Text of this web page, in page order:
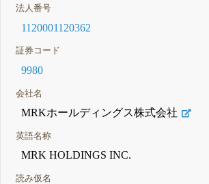
法人番号
1120001120362
証券コード
9980
会社名
MRKホールディングス株式会社
英語名称
MRK HOLDINGS INC.
読み仮名